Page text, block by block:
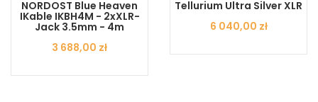
NORDOST Blue Heaven
IKable IKBH4M - 2xXLR-
Jack 3.5mm - 4m
Cena
3 688,00 zł
Tellurium Ultra Silver XLR
Cena
6 040,00 zł